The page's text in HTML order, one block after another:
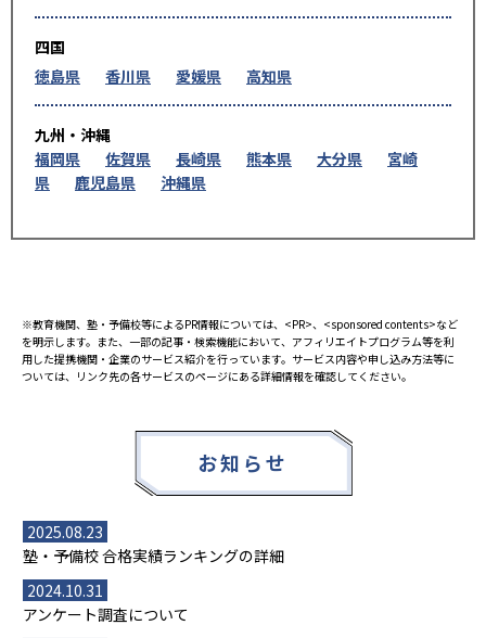
四国
徳島県
香川県 愛媛県 高知県
九州・沖縄
福岡県
佐賀県 長崎県 熊本県 大分県
宮崎
県
鹿児島県 沖縄県
※教育機関、塾・予備校等によるPR情報については、<PR>、<sponsored contents>など
を明示します。また、一部の記事・検索機能において、アフィリエイトプログラム等を利
用した提携機関・企業のサービス紹介を行っています。サービス内容や申し込み方法等に
ついては、リンク先の各サービスのページにある詳細情報を確認してください。
お知らせ
2025.08.23
塾・予備校 合格実績ランキングの詳細
2024.10.31
アンケート調査について